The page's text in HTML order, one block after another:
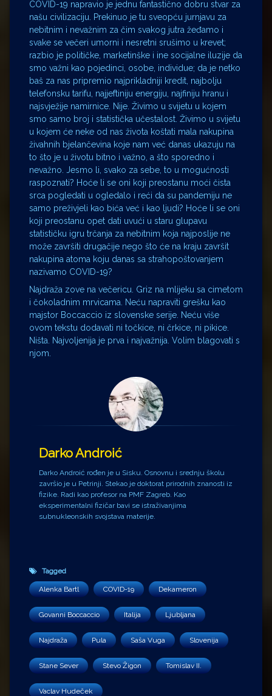
COVID-19 napravio je jednu fantastično dobru stvar za
našu civilizaciju. Prekinuo je tu sveopću jurnjavu za
nebitnim i nevažnim za čim svakog jutra žeđamo i
svake se večeri umorni i nesretni srušimo u krevet;
razbio je političke, marketinške i ine socijalne iluzije da
smo važni kao pojedinci, osobe, individue; da je netko
baš za nas pripremio najprikladniji kredit, najbolju
telefonsku tarifu, najjeftiniju energiju, najfiniju hranu i
najsvježije namirnice. Nije. Živimo u svijetu u kojem
smo samo broj i statistička učestalost. Živimo u svijetu
u kojem će neke od nas života koštati mala nakupina
živahnih bjelančevina koje nam već danas ukazuju na
to što je u životu bitno i važno, a što sporedno i
nevažno. Jesmo li, svako za sebe, to u mogućnosti
raspoznati? Hoće li se oni koji preostanu moći čista
srca pogledati u ogledalo i reći da su pandemiju ne
samo preživjeli kao bića već i kao ljudi? Hoće li se oni
koji preostanu opet dati uvući u staru glupavu
statističku igru trčanja za nebitnim koja najposlije ne
može završiti drugačije nego što će na kraju završit
nakupina atoma koju danas sa strahopoštovanjem
nazivamo COVID-19?
Najdraža zove na večericu. Griz na mlijeku sa cimetom
i čokoladnim mrvicama. Neću napraviti grešku kao
majstor Boccaccio iz slovenske serije. Neću više
ovom tekstu dodavati ni točkice, ni črkice, ni pikice.
Ništa. Najvoljenija je prva i najvažnija. Volim blagovati s
njom.
Darko Androić
Darko Androić rođen je u Sisku. Osnovnu i srednju školu
završio je u Petrinji. Stekao je doktorat prirodnih znanosti iz
fizike. Radi kao profesor na PMF Zagreb. Kao
eksperimentalni fizičar bavi se istraživanjima
subnukleonskih svojstava materije.
Tagged
Alenka Bartl COVID-19 Dekameron
Govanni Boccaccio Italija Ljubljana
Najdraža Pula Saša Vuga Slovenija
Stane Sever Stevo Žigon Tomislav II.
Vaclav Hudeček